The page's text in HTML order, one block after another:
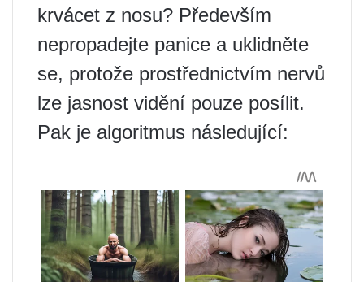
krvácet z nosu? Především
nepropadejte panice a uklidněte
se, protože prostřednictvím nervů
lze jasnost vidění pouze posílit.
Pak je algoritmus následující: